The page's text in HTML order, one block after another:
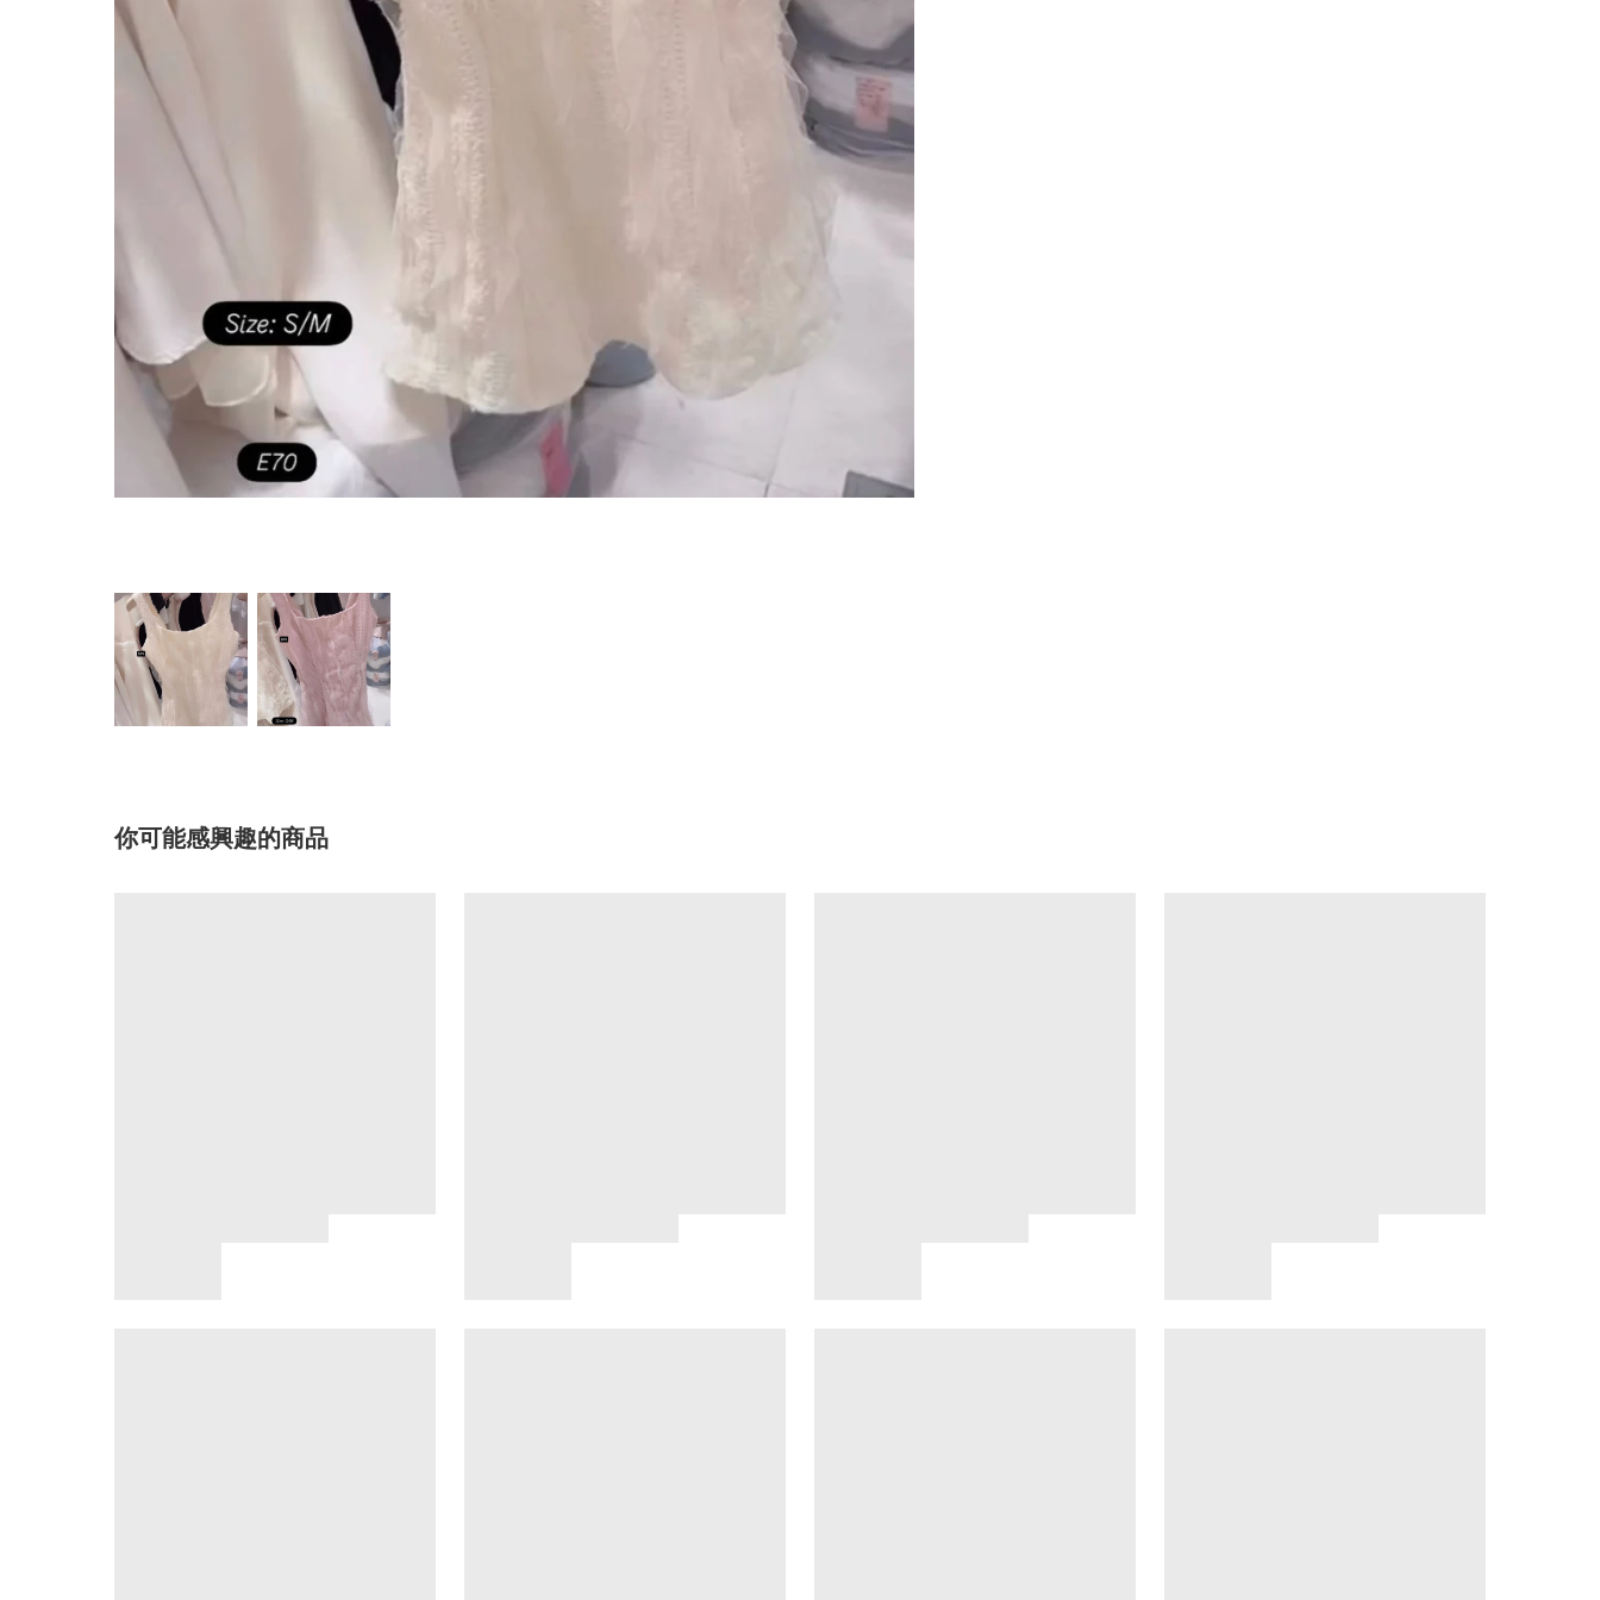
你可能感興趣的商品